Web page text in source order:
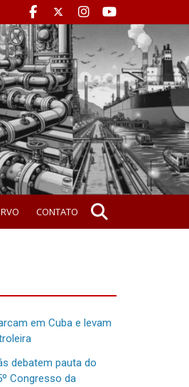
CONTATO
em Cuba e levam
debatem pauta do
Congresso da